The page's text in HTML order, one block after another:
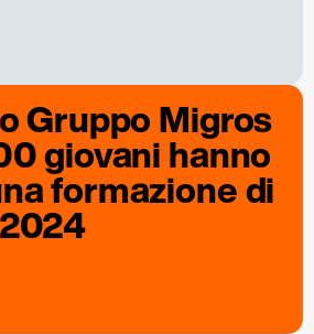
Gruppo Migros
giovani hanno
formazione di